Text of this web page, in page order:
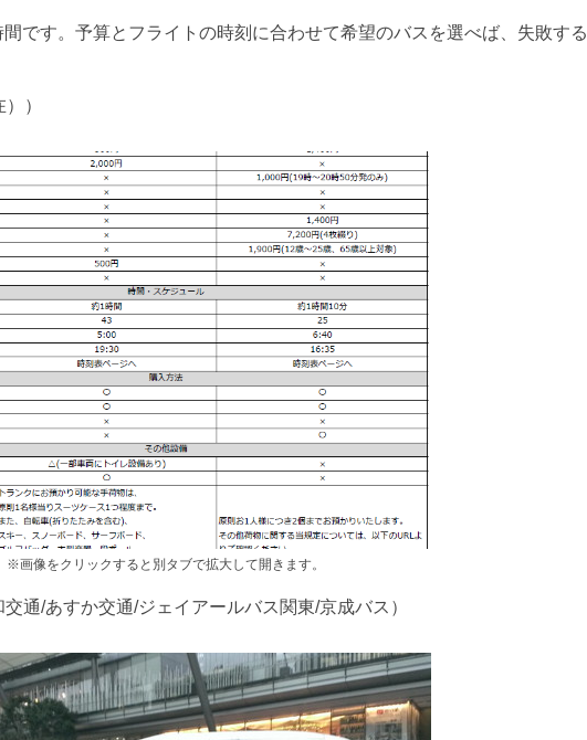
です。予算とフライトの時刻に合わせて希望のバスを選べば、失敗する
）
※画像をクリックすると別タブで拡大して開きます。
通/あすか交通/ジェイアールバス関東/京成バス）